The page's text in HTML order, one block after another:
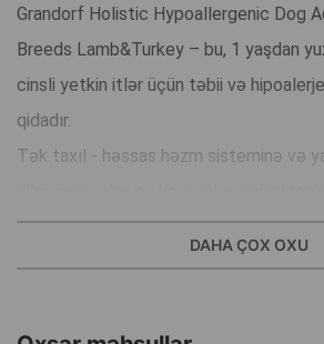
Grandorf Holistiс Hypoallergenic Dog
Breeds Lamb&Turkey – bu, 1 yaşdan
cinsli yetkin itlər üçün təbii və
qidadır.
Tək taxıl - həssas həzm sisteminə və
toyuq yağı, duz, şəkər, boyayıcılar,
DAHA ÇOX OXU